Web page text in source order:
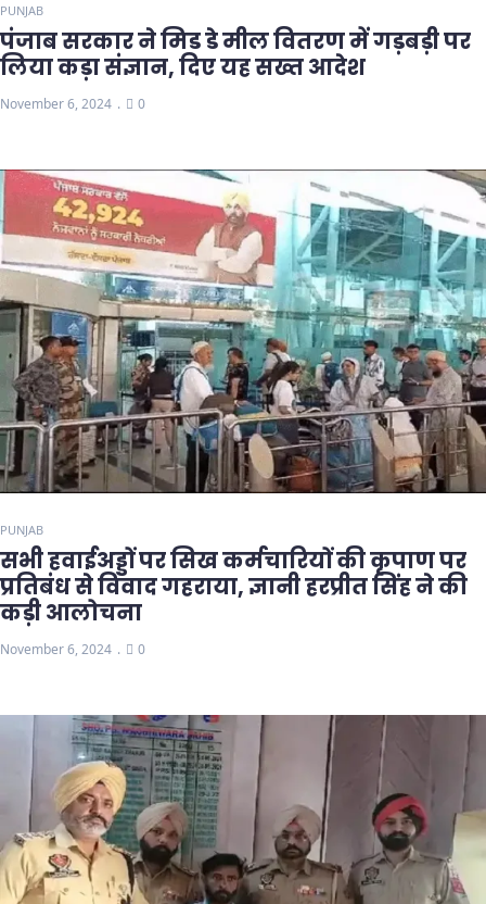
PUNJAB
पंजाब सरकार ने मिड डे मील वितरण में गड़बड़ी पर
लिया कड़ा संज्ञान, दिए यह सख्त आदेश
November 6, 2024 0
PUNJAB
सभी हवाईअड्डों पर सिख कर्मचारियों की कृपाण पर
प्रतिबंध से विवाद गहराया, ज्ञानी हरप्रीत सिंह ने की
कड़ी आलोचना
November 6, 2024 0